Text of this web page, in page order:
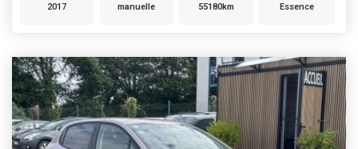
2017 manuelle 55180km Essence